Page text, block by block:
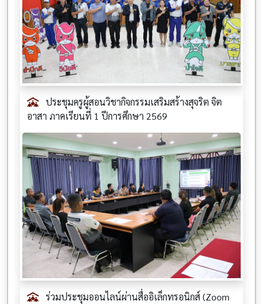
ประชุมครูผู้สอนวิชากิจกรรมเสริมสร้างสุจริต จิต
อาสา ภาคเรียนที่ 1 ปีการศึกษา 2569
ร่วมประชุมออนไลน์ผ่านสื่ออิเล็กทรอนิกส์ (Zoom